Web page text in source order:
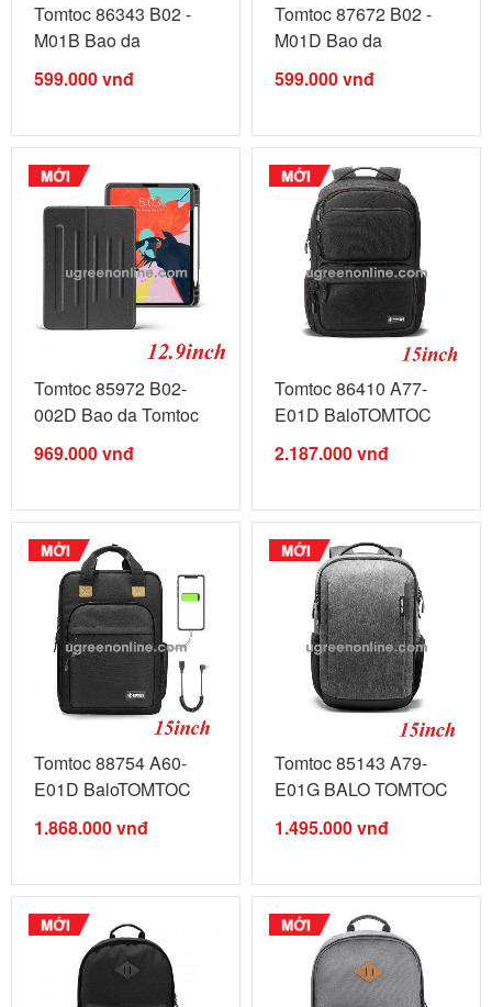
Tomtoc 86343 B02 -
M01B Bao da
TOMTOC Smart cover
...
599.000vnđ
Tomtoc 87672 B02 -
M01D Bao da
TOMTOC Smart cover
...
599.000vnđ
Tomtoc 85972 B02-
002D Bao da Tomtoc
Magnetic ...
969.000vnđ
Tomtoc 86410 A77-
E01D BaloTOMTOC
Large business ...
2.187.000vnđ
Tomtoc 88754 A60-
E01D BaloTOMTOC
Daili for ...
1.868.000vnđ
Tomtoc 85143 A79-
E01G BALO TOMTOC
WATERPROOF ...
1.495.000vnđ